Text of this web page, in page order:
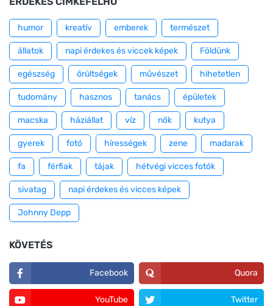
humor kreatív emberek természet
állatok napi érdekes és viccek képek Földünk
egészség őrültségek művészet hihetetlen
tudomány hasznos tanács épületek
macska háziállat víz nők kutya
gyerek fotó hírességek zene madarak
fa férfiak tájak hétvégi vicces fotók
sivatag napi érdekes és vicces képek
Johnny Depp
KÖVETÉS
Facebook Quora
YouTube Twitter